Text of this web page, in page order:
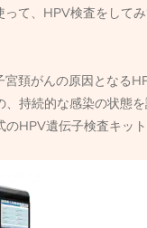
て、HPV検査をして
頚がんの原因となる
、持続的な感染の状態
HPV遺伝子検査キット